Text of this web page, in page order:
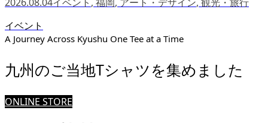
イベント
A Journey Across Kyushu One Tee at a Time
九州のご当地Tシャツを集めました
ONLINE STORE